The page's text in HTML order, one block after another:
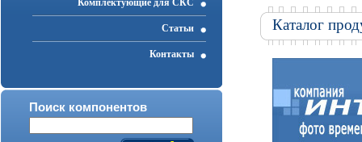
Комплектующие для СКС
Статьи
Контакты
Поиск компонентов
Каталог